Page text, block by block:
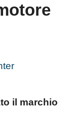
il marchio